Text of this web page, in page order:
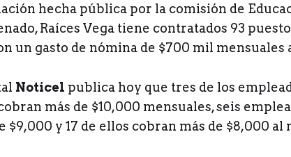
hecha pública por la comisión de
Raíces Vega tiene contratados 93
un gasto de nómina de $700 mil
Noticel publica hoy que tres de los
más de $10,000 mensuales, seis
$9,000 y 17 de ellos cobran más de $8,000 al